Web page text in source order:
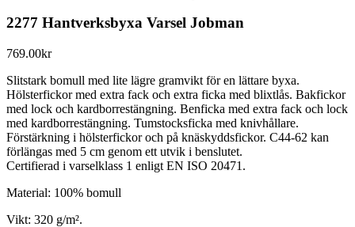
2277 Hantverksbyxa Varsel Jobman
769.00kr
Slitstark bomull med lite lägre gramvikt för en lättare byxa.
Hölsterfickor med extra fack och extra ficka med blixtlås. Bakfickor
med lock och kardborrestängning. Benficka med extra fack och lock
med kardborrestängning. Tumstocksficka med knivhållare.
Förstärkning i hölsterfickor och på knäskyddsfickor. C44-62 kan
förlängas med 5 cm genom ett utvik i benslutet.
Certifierad i varselklass 1 enligt EN ISO 20471.
Material: 100% bomull
Vikt: 320 g/m².